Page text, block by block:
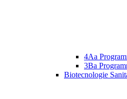
4Aa
3Ba
Biotecnologie